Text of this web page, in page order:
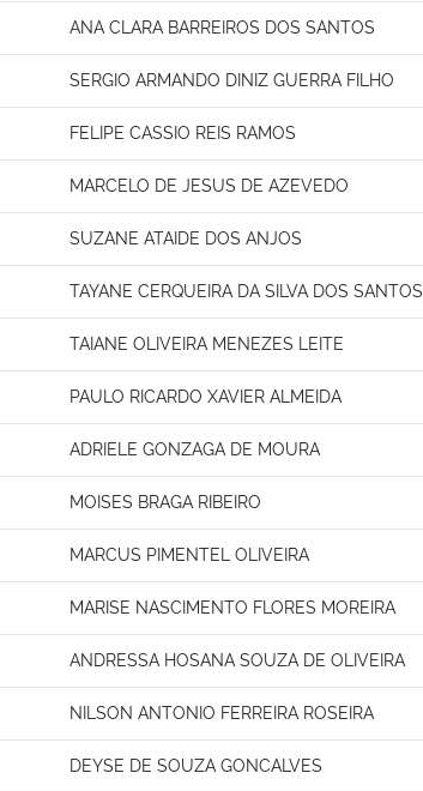
ANA CLARA BARREIROS DOS SANTOS
SERGIO ARMANDO DINIZ GUERRA FILHO
FELIPE CASSIO REIS RAMOS
MARCELO DE JESUS DE AZEVEDO
SUZANE ATAIDE DOS ANJOS
TAYANE CERQUEIRA DA SILVA DOS SANTOS
TAIANE OLIVEIRA MENEZES LEITE
PAULO RICARDO XAVIER ALMEIDA
ADRIELE GONZAGA DE MOURA
MOISES BRAGA RIBEIRO
MARCUS PIMENTEL OLIVEIRA
MARISE NASCIMENTO FLORES MOREIRA
ANDRESSA HOSANA SOUZA DE OLIVEIRA
NILSON ANTONIO FERREIRA ROSEIRA
DEYSE DE SOUZA GONCALVES